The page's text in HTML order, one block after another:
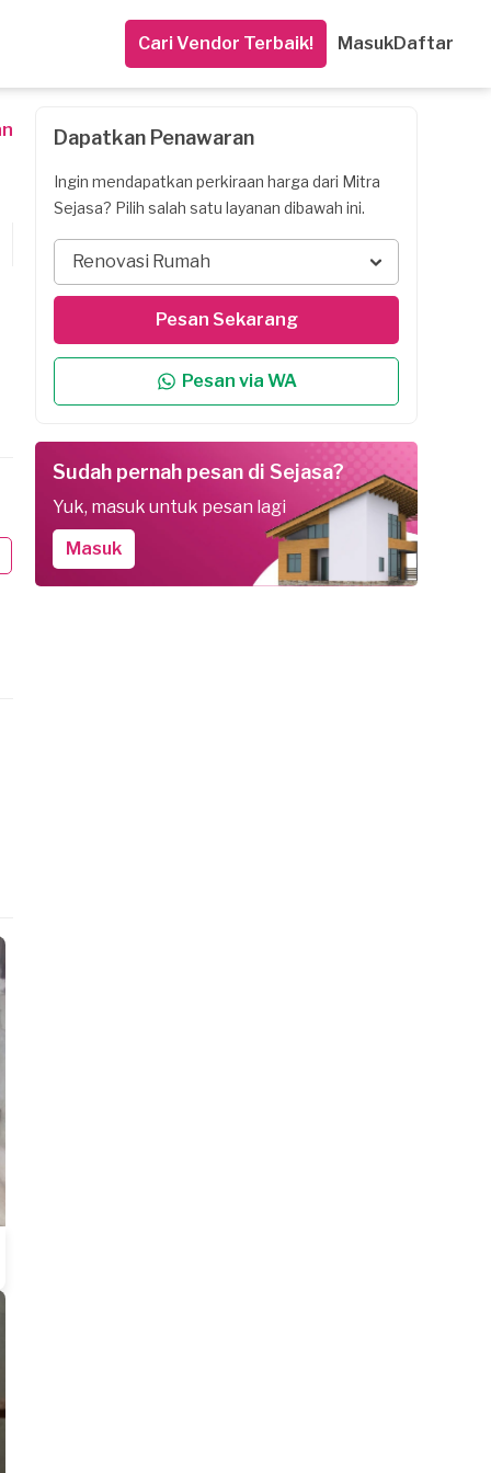
Cari Vendor Terbaik! MasukDaftar
pesan Tukang Ledeng
sekitar sebulan yang lalu
300.000 - Rp 500.000
D.P. pesan Tukang Ledeng
Bandung, sekitar sebulan yang lalu
Rp 300.000 - Rp 500.000
Dapatkan Penawaran
Ingin mendapatkan perkiraan harga dari Mitra
Sejasa? Pilih salah satu layanan dibawah ini.
Renovasi Rumah
Pesan Sekarang
Pesan via WA
Sudah pernah pesan di Sejasa?
Yuk, masuk untuk pesan lagi
Masuk